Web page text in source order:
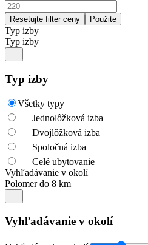
Typ izby
Typ izby
Typ izby
Všetky typy
Jednolôžková izba
Dvojlôžková izba
Spoločná izba
Celé ubytovanie
Vyhľadávanie v okolí
Polomer do 8 km
Vyhľadávanie v okolí